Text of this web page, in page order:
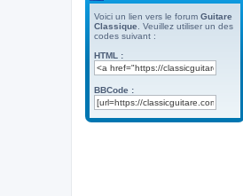
Voici un lien vers le forum Guitare
Classique . Veuillez utiliser un des
codes suivant :
HTML :
BBCode :